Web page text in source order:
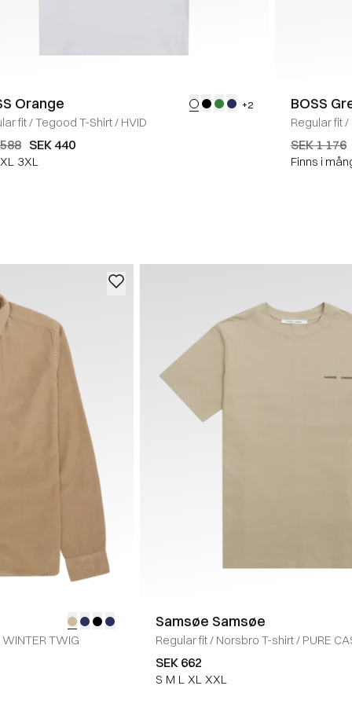
Orange +2
fit/Tegood T-Shirt/ HVID
SEK 440
3XL
BOSS
Regular fit/
SEK 1 176
Finns i
WINTER TWIG
Samsøe Samsøe
Regular fit/ Norsbro T-shirt/ PURE
SEK 662
S M L XL XXL